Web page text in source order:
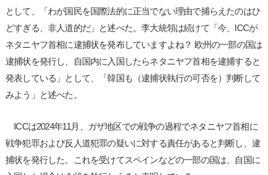
として、「わが国民を国際法的に正当でない理由で捕らえたのはひ
どすぎる、非人道的だ」と述べた。李大統領は続けて「今、ICCが
ネタニヤフ首相に逮捕状を発布していますよね？ 欧州の一部の国は
逮捕状を発行し、自国内に入国したらネタニヤフ首相を逮捕すると
発表している」として、「韓国も（逮捕状執行の可否を）判断して
みよう」と述べた。
ICCは2024年11月、ガザ地区での戦争の過程でネタニヤフ首相に
戦争犯罪および反人道犯罪の疑いに対する責任があると判断し、逮
捕状を発行した。これを受けてスペインなどの一部の国は、自国に